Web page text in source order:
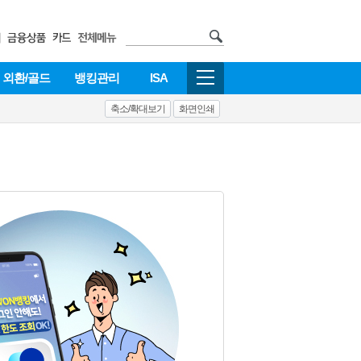
외환/골드 뱅킹관리 ISA
축소/확대보기 화면인쇄